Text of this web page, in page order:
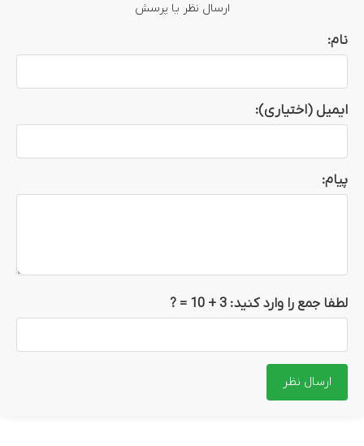
ارسال نظر یا پرسش
نام:
ایمیل (اختیاری):
پیام:
لطفا جمع را وارد کنید: 3 + 10
= ?